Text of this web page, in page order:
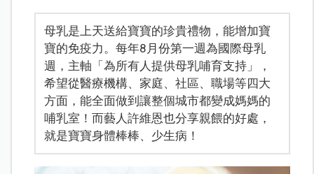
母乳是上天送給寶寶的珍貴禮物，能增加寶
寶的免疫力。每年8月份第一週為國際母乳
週，主軸「為所有人提供母乳哺育支持」，
希望從醫療機構、家庭、社區、職場等四大
方面，能全面做到讓整個城市都變成媽媽的
哺乳室！而藝人許維恩也分享親餵的好處，
就是寶寶身體棒棒、少生病！